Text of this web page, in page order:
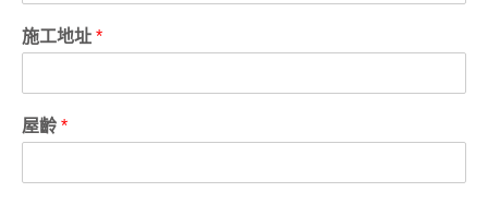
施工地址 *
屋齡 *